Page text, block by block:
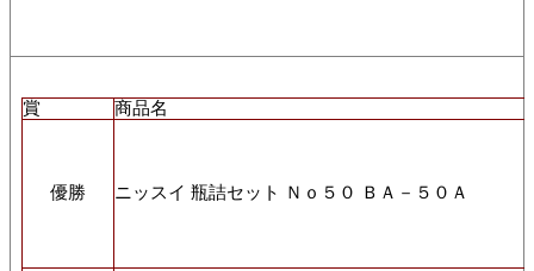
賞 商品名
優勝 ニッスイ 瓶詰セット Ｎｏ５０ ＢＡ－５０Ａ